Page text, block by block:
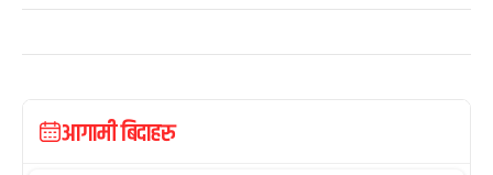
आगामी बिदाहरु